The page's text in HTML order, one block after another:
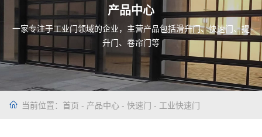
产品中心
一家专注于工业门领域的企业，主营产品包括滑升门、快速门、提
升门、卷帘门等
当前位置： 首页 - 产品中心 - 快速门 - 工业快速门